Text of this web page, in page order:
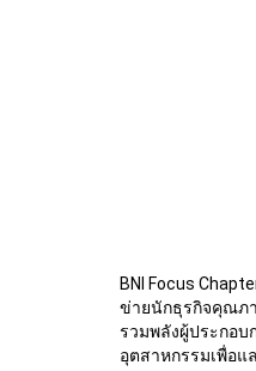
BNI Focus
ข่ายนักธุรกิจคุณภ
รวมพลังผู้ประกอบ
อุตสาหกรรมเพื่อแ